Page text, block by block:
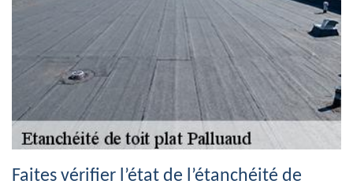
Faites vérifier l’état de l’étanchéité de